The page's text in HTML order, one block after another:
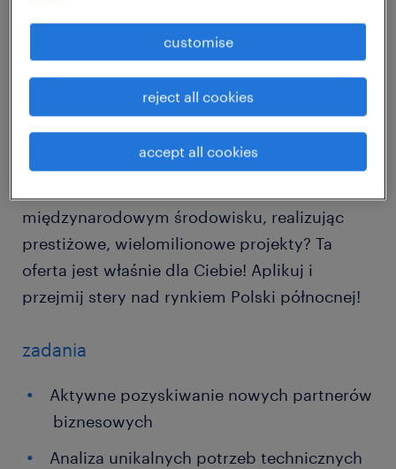
Dla naszego Klienta – dynamicznie
rozwijającej się firmy inżynieryjno-
consultingowej, będącej dystrybutorem
systemów technologicznych klasy światowej
– szukamy samodzielnego i wszechstronnego
specjalisty. Świat technologii nie jest Ci
międzynarodowym środowisku, realizując
prestiżowe, wielomilionowe projekty? Ta
oferta jest właśnie dla Ciebie! Aplikuj i
przejmij stery nad rynkiem Polski północnej!
zadania
Aktywne pozyskiwanie nowych partnerów
biznesowych
Analiza unikalnych potrzeb technicznych
accept all cookies
reject all cookies
customise